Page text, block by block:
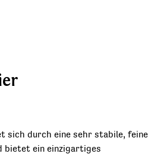
sich durch eine sehr stabile, feine
bietet ein einzigartiges